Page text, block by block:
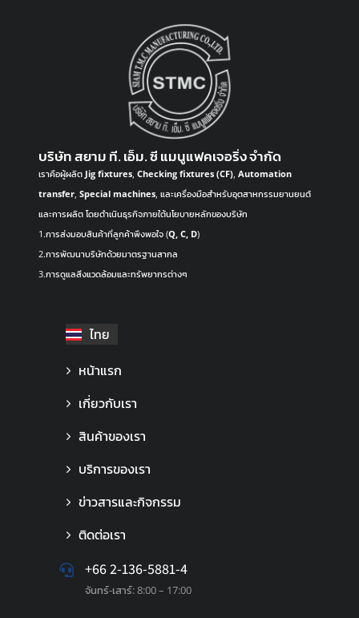
บริษัท สยาม ที. เอ็ม. ซี แมนูแฟคเจอริ่ง จำกัด
เราคือผู้ผลิต Jig fixtures Checking fixtures (CF) Automation
transfer Special machines , และเครื่องมือสำหรับอุตสาหกรรมยานยนต์
และการผลิต โดยดำเนินธุรกิจภายใต้นโยบายหลักของบริษัท
1.การส่งมอบสินค้าที่ลูกค้าพึงพอใจ (Q, C, D)
2.การพัฒนาบริษัทด้วยมาตรฐานสากล
3.การดูแลสิ่งแวดล้อมและทรัพยากรต่างๆ
ไทย
English
หน้าแรก
เกี่ยวกับเรา
สินค้าของเรา
บริการของเรา
ข่าวสารและกิจกรรม
ติดต่อเรา
+66 2-136-5881-4
จันทร์-เสาร์: 8:00 – 17:00